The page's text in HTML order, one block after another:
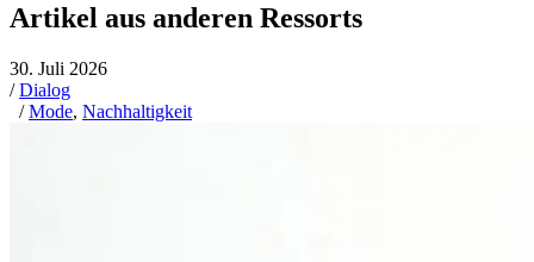
Artikel aus anderen Ressorts
30. Juli 2026
/Dialog
/Mode, Nachhaltigkeit